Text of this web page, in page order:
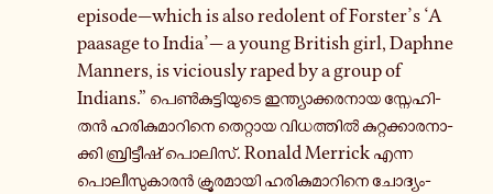
episode—which is also redolent of Forster’s ‘A
paasage to India’— a young British girl, Daphne
Manners, is viciously raped by a group of
Indians.” പെൺ­കു­ട്ടി­യു­ടെ ഇ­ന്ത്യാ­ക്ക­ര­നാ­യ സ്നേ­ഹി­
തൻ ഹ­രി­കു­മാ­റി­നെ തെ­റ്റാ­യ വി­ധ­ത്തിൽ കു­റ്റ­ക്കാ­ര­നാ­
ക്കി ബ്രി­ട്ടീ­ഷ് പൊ­ലി­സ്. Ronald Merrick എന്ന
പൊ­ലീ­സു­കാ­രൻ ക്രൂ­ര­മാ­യി ഹ­രി­കു­മാ­റി­നെ ചോ­ദ്യം­